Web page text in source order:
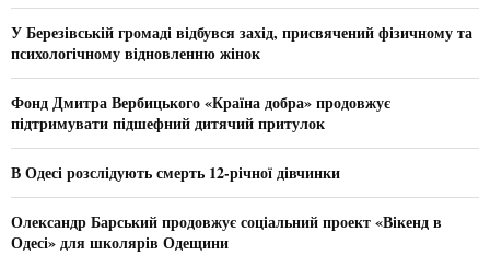
C
У Березівській громаді відбувся захід, присвячений фізичному та
психологічному відновленню жінок
Фонд Дмитра Вербицького «Країна добра» продовжує
підтримувати підшефний дитячий притулок
В Одесі розслідують смерть 12-річної дівчинки
Олександр Барський продовжує соціальний проект «Вікенд в
Одесі» для школярів Одещини